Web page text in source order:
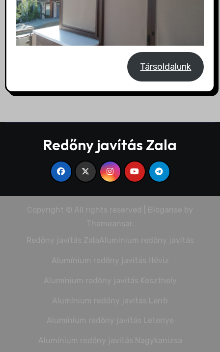
Társoldalunk
Redőny javítás Zala
Copyright © All rights reserved
Redőny javítás Zala
Alumínium redőny javítás
Alumínium redőny javítás Héviz
Alumínium redőny javítás Keszthely
Alumínium redőny javítás Lenti
Alumínium redőny javítás Letenye
Alumínium redőny javítás Nagykanizsa